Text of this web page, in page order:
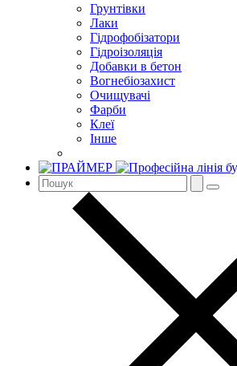
Грунтівки
Лаки
Гідрофобізатори
Гідроізоляція
Добавки в бетон
Вогнебіозахист
Очищувачі
Фарби
Клеї
Інше